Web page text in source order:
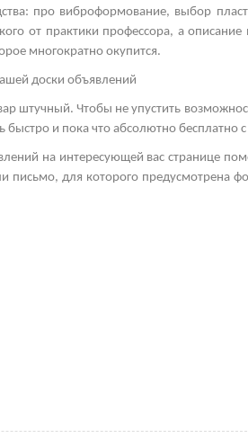
про виброформование, выбор
от практики профессора, а
многократно окупится.
доски объявлений
штучный. Чтобы не упустить
быстро и пока что абсолютно
на интересующей вас странице
письмо, для которого